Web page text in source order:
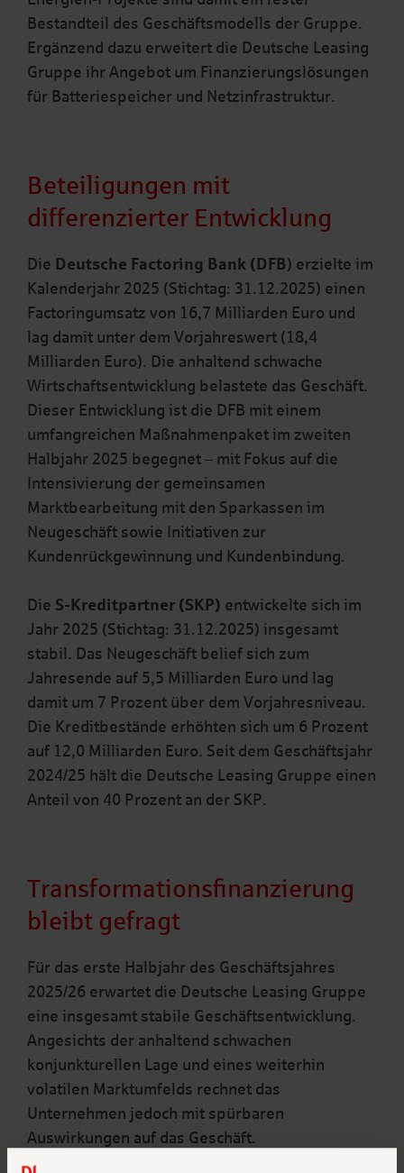
Bestandteil des Geschäftsmodells der Gruppe.
Ergänzend dazu erweitert die Deutsche Leasing
Gruppe ihr Angebot um Finanzierungslösungen
für Batteriespeicher und Netzinfrastruktur.
Beteiligungen mit
differenzierter Entwicklung
Die Deutsche Factoring Bank (DFB) erzielte im
Kalenderjahr 2025 (Stichtag: 31.12.2025) einen
Factoringumsatz von 16,7 Milliarden Euro und
lag damit unter dem Vorjahreswert (18,4
Milliarden Euro). Die anhaltend schwache
Wirtschaftsentwicklung belastete das Geschäft.
Dieser Entwicklung ist die DFB mit einem
umfangreichen Maßnahmenpaket im zweiten
Halbjahr 2025 begegnet – mit Fokus auf die
Intensivierung der gemeinsamen
Marktbearbeitung mit den Sparkassen im
Neugeschäft sowie Initiativen zur
Kundenrückgewinnung und Kundenbindung.
Die S-Kreditpartner (SKP) entwickelte sich im
Jahr 2025 (Stichtag: 31.12.2025) insgesamt
stabil. Das Neugeschäft belief sich zum
Jahresende auf 5,5 Milliarden Euro und lag
damit um 7 Prozent über dem Vorjahresniveau.
Die Kreditbestände erhöhten sich um 6 Prozent
auf 12,0 Milliarden Euro. Seit dem Geschäftsjahr
2024/25 hält die Deutsche Leasing Gruppe einen
Anteil von 40 Prozent an der SKP.
Transformationsfinanzierung
bleibt gefragt
Für das erste Halbjahr des Geschäftsjahres
2025/26 erwartet die Deutsche Leasing Gruppe
eine insgesamt stabile Geschäftsentwicklung.
Angesichts der anhaltend schwachen
konjunkturellen Lage und eines weiterhin
volatilen Marktumfelds rechnet das
Unternehmen jedoch mit spürbaren
Auswirkungen auf das Geschäft.